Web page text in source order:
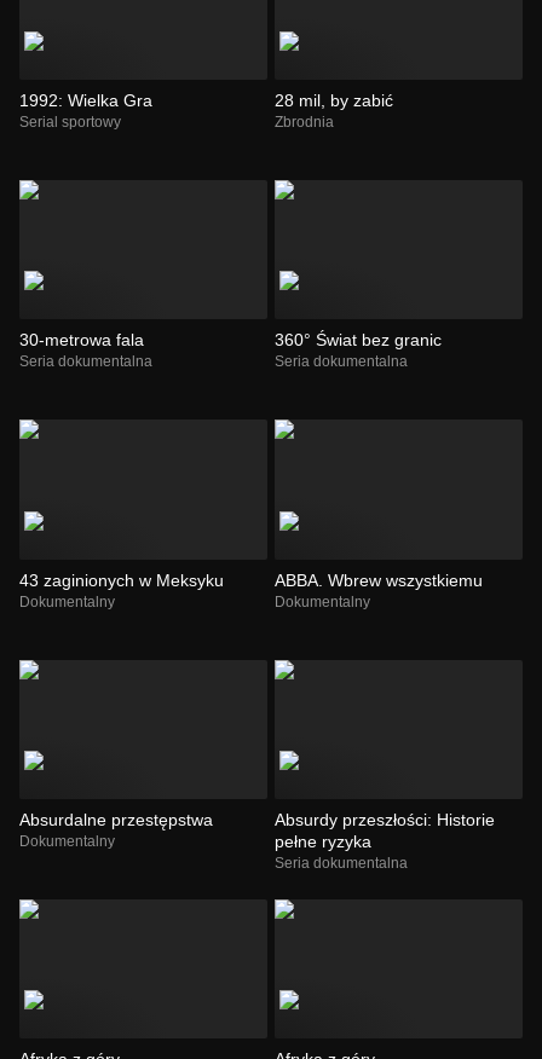
1992: Wielka Gra
Serial sportowy
28 mil, by zabić
Zbrodnia
30-metrowa fala
Seria dokumentalna
360° Świat bez granic
Seria dokumentalna
43 zaginionych w Meksyku
Dokumentalny
ABBA. Wbrew wszystkiemu
Dokumentalny
Absurdalne przestępstwa
Dokumentalny
Absurdy przeszłości: Historie
pełne ryzyka
Seria dokumentalna